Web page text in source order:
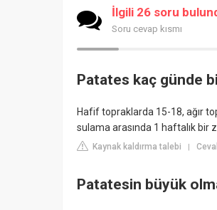
İlgili 26 soru
Soru cevap kısmı
Patates kaç günde
Hafif topraklarda 15-18, ağır
sulama arasında 1 haftalık bir
Kaynak kaldırma talebi |
Patatesin büyük